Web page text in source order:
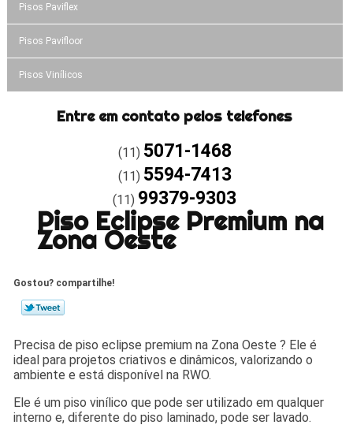
Pisos Paviflex
Pisos Pavifloor
Pisos Vinílicos
Entre em contato pelos telefones
(11) 5071-1468
(11) 5594-7413
(11) 99379-9303
Piso Eclipse Premium na
Zona Oeste
Gostou? compartilhe!
Precisa de piso eclipse premium na Zona Oeste ? Ele é
ideal para projetos criativos e dinâmicos, valorizando o
ambiente e está disponível na RWO.
Ele é um piso vinílico que pode ser utilizado em qualquer
interno e, diferente do piso laminado, pode ser lavado.